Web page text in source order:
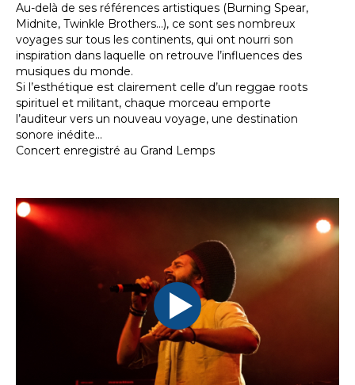
Au-delà de ses références artistiques (Burning Spear,
Midnite, Twinkle Brothers...), ce sont ses nombreux
voyages sur tous les continents, qui ont nourri son
inspiration dans laquelle on retrouve l’influences des
musiques du monde.
Si l’esthétique est clairement celle d’un reggae roots
spirituel et militant, chaque morceau emporte
l’auditeur vers un nouveau voyage, une destination
sonore inédite...
Concert enregistré au Grand Lemps